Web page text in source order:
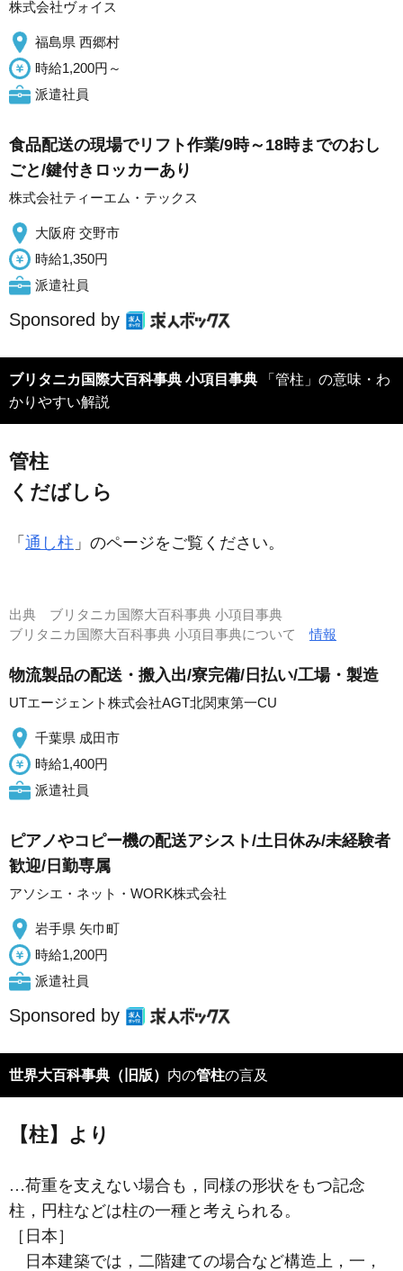
株式会社ヴォイス
福島県 西郷村
時給1,200円～
派遣社員
食品配送の現場でリフト作業/9時～18時までのおし
ごと/鍵付きロッカーあり
株式会社ティーエム・テックス
大阪府 交野市
時給1,350円
派遣社員
Sponsored by
ブリタニカ国際大百科事典 小項目事典
かりやすい解説
管柱
くだばしら
「 通し柱 」のページをご覧ください。
出典 ブリタニカ国際大百科事典 小項目事典
ブリタニカ国際大百科事典 小項目事典について情報
物流製品の配送・搬入出/寮完備/日払い/工場・製造
UTエージェント株式会社AGT北関東第一CU
千葉県 成田市
時給1,400円
派遣社員
ピアノやコピー機の配送アシスト/土日休み/未経験者
歓迎/日勤専属
アソシエ・ネット・WORK株式会社
岩手県 矢巾町
時給1,200円
派遣社員
Sponsored by
世界大百科事典（旧版） 内の管柱の言及
【柱】より
…荷重を支えない場合も，同様の形状をもつ記念
柱，円柱などは柱の一種と考えられる。
［日本］
日本建築では，二階建ての場合など構造上，一，